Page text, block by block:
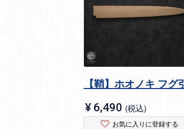
【鞘】ホオノキ フグ引
¥ 6,490 税込
お気に入りに登録する